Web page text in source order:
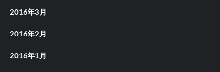
2016年3月
2016年2月
2016年1月